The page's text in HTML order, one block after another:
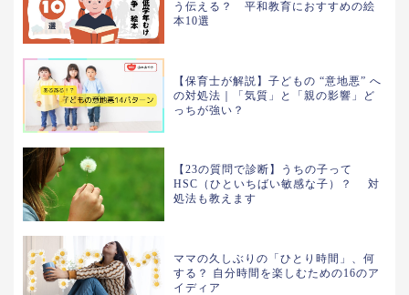
う伝える？ 平和教育におすすめの絵
本10選
【保育士が解説】子どもの “意地悪” へ
の対処法｜「気質」と「親の影響」ど
っちが強い？
【23の質問で診断】うちの子って
HSC（ひといちばい敏感な子）？ 対
処法も教えます
ママの久しぶりの「ひとり時間」、何
する？ 自分時間を楽しむための16のア
イディア